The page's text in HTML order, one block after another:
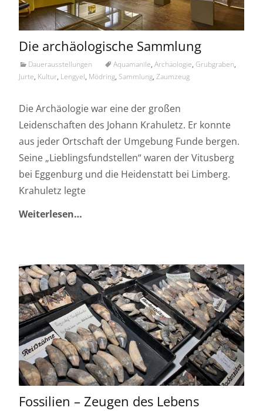
Die archäologische Sammlung
Dauerausstellungen Aquamanile, Archäologie, Grubgraben,
Jurte, Kultur, Lengyel, Mödring, Sammlung, Zaumzeug
Die Archäologie war eine der großen
Leidenschaften des Johann Krahuletz. Er konnte
aus jeder Ortschaft der Umgebung Funde bergen.
Seine „Lieblingsfundstellen“ waren der Vitusberg
bei Eggenburg und die Heidenstatt bei Limberg.
Krahuletz legte
Weiterlesen…
Fossilien – Zeugen des Lebens